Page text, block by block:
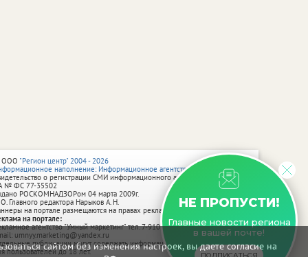
сайтом без изменения настроек, вы даете согласие на
НЕ ПРОПУСТИ!
Главные новости региона
в вашей почте!
"Регион центр" 2004 - 2026
наполнение: Информационное агентство vRossii.ru
о регистрации СМИ информационного агентства vRossii.ru
№ ФС 77‑35502
РОСКОМНАДЗОРом 04 марта 2009г.
Главного редактора Нарыков А. Н.
на портале размещаются на правах рекламы.
на портале:
агентство "Умный маркетинг" тел. 7-910-267-70-40,
umnyy.marketing@yandex.ru
публикации могут содержать информацию, не предназначенную
пользователей до 18 лет.